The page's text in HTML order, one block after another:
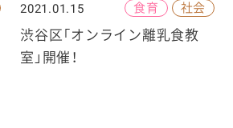
食育 社会
2021.01.15
渋谷区「オンライン離乳食教
室」開催！